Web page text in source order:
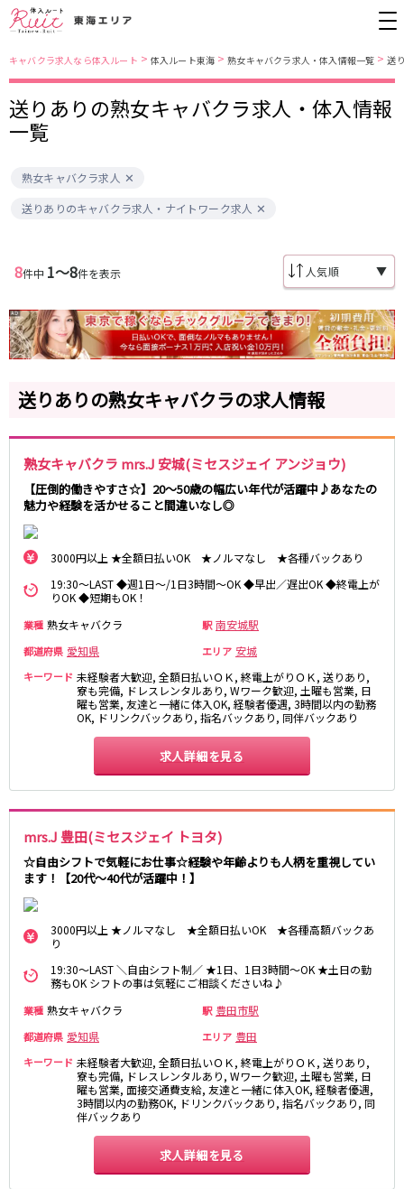
キャバクラ求人なら体入ルート > 体入ルート東海 >熟女キャバクラ求人・体入情報一覧 >送
送りありの熟女キャバクラ求人・体入情報
一覧
熟女キャバクラ求人
送りありのキャバクラ求人・ナイトワーク求人
8件中 1〜8件を表示 ▼
送りありの熟女キャバクラの求人情報
熟女キャバクラ mrs.J 安城(ミセスジェイ アンジョウ)
【圧倒的働きやすさ☆】20～50歳の幅広い年代が活躍中♪あなたの
魅力や経験を活かせること間違いなし◎
3000円以上 ★全額日払いOK ★ノルマなし ★各種バックあり
19:30～LAST ◆週1日～/1日3時間～OK ◆早出／遅出OK ◆終電上が
りOK ◆短期もOK！
業種 熟女キャバクラ 駅 南安城駅
都道府県 愛知県 エリア 安城
キーワード 未経験者大歓迎, 全額日払いＯＫ, 終電上がりＯＫ, 送りあり,
寮も完備, ドレスレンタルあり, Wワーク歓迎, 土曜も営業, 日
曜も営業, 友達と一緒に体入OK, 経験者優遇, 3時間以内の勤務
OK, ドリンクバックあり, 指名バックあり, 同伴バックあり
求人詳細を見る
mrs.J 豊田(ミセスジェイ トヨタ)
☆自由シフトで気軽にお仕事☆経験や年齢よりも人柄を重視してい
ます！【20代～40代が活躍中！】
3000円以上 ★ノルマなし ★全額日払いOK ★各種高額バックあ
り
19:30～LAST ＼自由シフト制／ ★1日、1日3時間～OK ★土日の勤
務もOK シフトの事は気軽にご相談くださいね♪
業種 熟女キャバクラ 駅 豊田市駅
都道府県 愛知県 エリア 豊田
キーワード 未経験者大歓迎, 全額日払いＯＫ, 終電上がりＯＫ, 送りあり,
寮も完備, ドレスレンタルあり, Wワーク歓迎, 土曜も営業, 日
曜も営業, 面接交通費支給, 友達と一緒に体入OK, 経験者優遇,
3時間以内の勤務OK, ドリンクバックあり, 指名バックあり, 同
伴バックあり
求人詳細を見る
愛知県
春日井
安城
名古屋市南部
豊田
三重県
岐阜県
岐阜
該当求人 0件 選択した内容で設定
名古屋市営地下鉄東山線
今池駅
金山駅
勝川駅
春日井駅
名鉄名古屋本線
近鉄名古屋線
四日市駅
名古屋市営地下鉄名城線
栄駅
久屋大通駅
金山駅
JR東海道本線(浜松～岐阜)
金山駅
名鉄西尾線
南安城駅
柴田駅
名鉄三河線
内部線
あすなろう四日市駅
森下駅